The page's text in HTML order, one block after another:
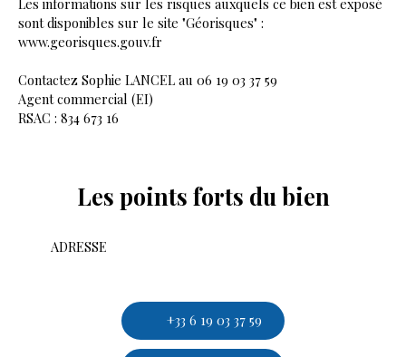
sont disponibles sur le site "Géorisques" :
www.georisques.gouv.fr
Contactez Sophie LANCEL au 06 19 03 37 59
Agent commercial (EI)
RSAC : 834 673 16
Les points forts du bien
ADRESSE
+33 6 19 03 37 59